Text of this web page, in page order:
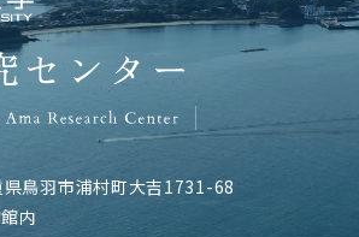
県鳥羽市浦村町大吉1731-68
内